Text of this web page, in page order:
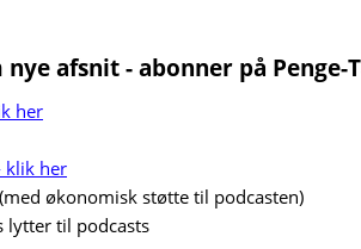
nye afsnit - abonner på Penge-
her
klik her
(med økonomisk støtte til podcasten)
lytter til podcasts